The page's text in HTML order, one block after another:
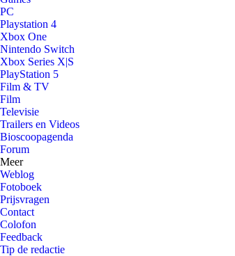
PC
Playstation 4
Xbox One
Nintendo Switch
Xbox Series X|S
PlayStation 5
Film & TV
Film
Televisie
Trailers en Videos
Bioscoopagenda
Forum
Meer
Weblog
Fotoboek
Prijsvragen
Contact
Colofon
Feedback
Tip de redactie